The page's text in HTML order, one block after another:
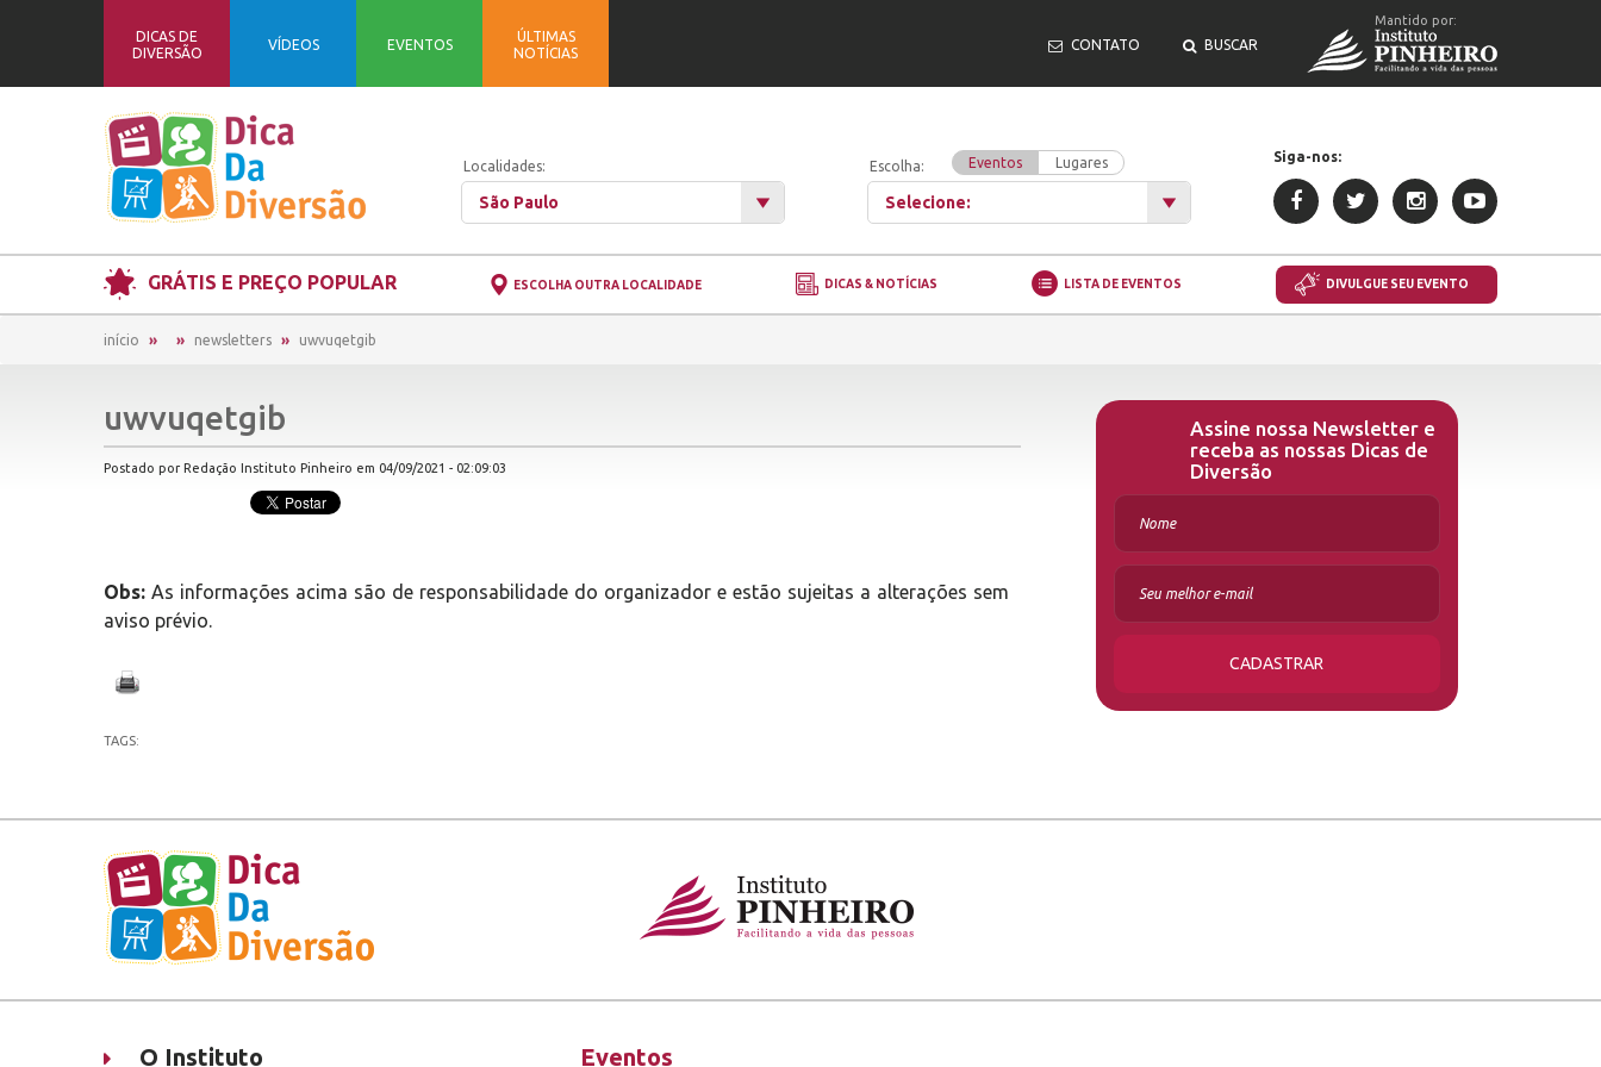
DICAS DE
DIVERSÃO
VÍDEOS EVENTOS
ÚLTIMAS
NOTÍCIAS
CONTATO BUSCAR
Mantido por:
Localidades:
São Paulo
Escolha: Eventos Lugares
Selecione:
Siga-nos:
GRÁTIS E PREÇO POPULAR ESCOLHA OUTRA LOCALIDADE DICAS & NOTÍCIAS LISTA DE EVENTOS DIVULGUE SEU EVENTO
início newsletters uwvuqetgib
uwvuqetgib
Postado por Redação Instituto Pinheiro em 04/09/2021 - 02:09:03
Obs: As informações acima são de responsabilidade do organizador e estão sujeitas a alterações sem
aviso prévio.
TAGS:
Assine nossa Newsletter e
receba as nossas Dicas de
Diversão
CADASTRAR
O Instituto Eventos